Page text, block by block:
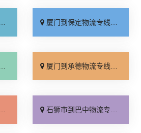
厦门到保定物流专线_全程直达「高效运输」
厦门到承德物流专线_专业调车「合理收费」
石狮市到巴中物流专线_限时必达「市县派送」